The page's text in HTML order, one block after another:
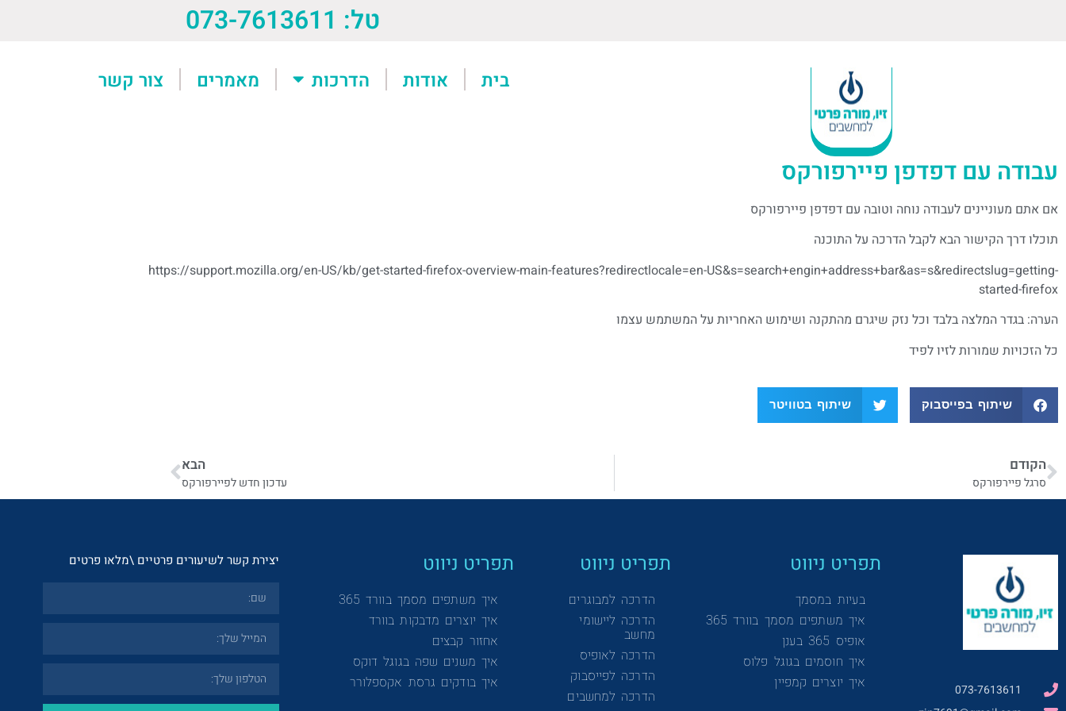
טל: 073-7613611
בית אודות הדרכות מאמרים צור קשר
עבודה עם דפדפן פיירפורקס
אם אתם מעוניינים לעבודה נוחה וטובה עם דפדפן פיירפורקס
תוכלו דרך הקישור הבא לקבל הדרכה על התוכנה
https://support.mozilla.org/en-US/kb/get-started-firefox-overview-main-features?redirectlocale=en-US&s=search+engin+address+bar&as=s&redirectslug=getting-
started-firefox
הערה: בגדר המלצה בלבד וכל נזק שיגרם מהתקנה ושימוש האחריות על המשתמש עצמו
כל הזכויות שמורות לזיו לפיד
שיתוף בפייסבוק שיתוף בטוויטר
הקודם
סרגל פיירפורקס
הבא
עדכון חדש לפיירפורקס
073-7613611
תפריט ניווט
בעיות במסמך
איך משתפים מסמך בוורד 365
אופיס 365 בענן
איך חוסמים בגוגל פלוס
איך יוצרים קמפיין
תפריט ניווט
הדרכה למבוגרים
הדרכה ליישומי
מחשב
הדרכה לאופיס
הדרכה לפייסבוק
הדרכה למחשבים
תפריט ניווט
איך משתפים מסמך בוורד 365
איך יוצרים מדבקות בוורד
אחזור קבצים
איך משנים שפה בגוגל דוקס
איך בודקים גרסת אקספלורר
יצירת קשר לשיעורים פרטיים \מלאו פרטים